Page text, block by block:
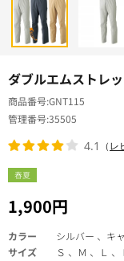
ダブルエムストレ
春夏
1,900円
商品番号GNT115
管理番号35505
4.1 （レ
カラー
シルバー 、キ
サイズ
Ｓ 、Ｍ 、Ｌ 、